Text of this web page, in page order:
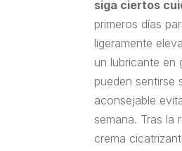
siga ciertos
primeros días
ligeramente
un lubricante en
pueden sentirse
aconsejable
semana. Tras la
crema